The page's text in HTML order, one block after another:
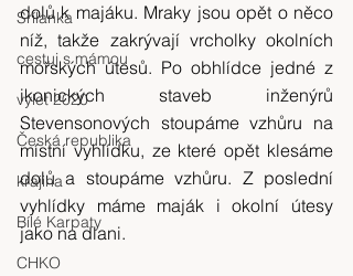
Srílanka
cestuj s mámou
výlet 2020
Česká republika
krajina
Bílé Karpaty
CHKO
dolů k majáku. Mraky jsou opět o něco
níž, takže zakrývají vrcholky okolních
mořských útesů. Po obhlídce jedné z
ikonických staveb inženýrů
Stevensonových stoupáme vzhůru na
místní vyhlídku, ze které opět klesáme
dolů a stoupáme vzhůru. Z poslední
vyhlídky máme maják i okolní útesy
jako na dlani.